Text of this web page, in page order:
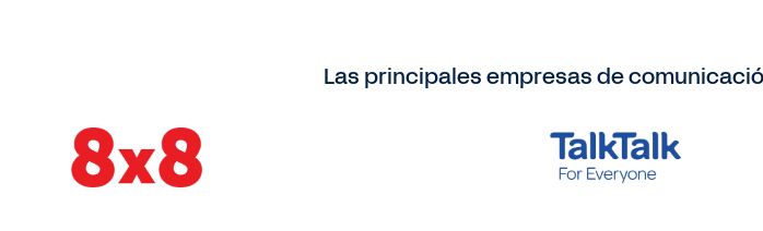
Las principales empresas de